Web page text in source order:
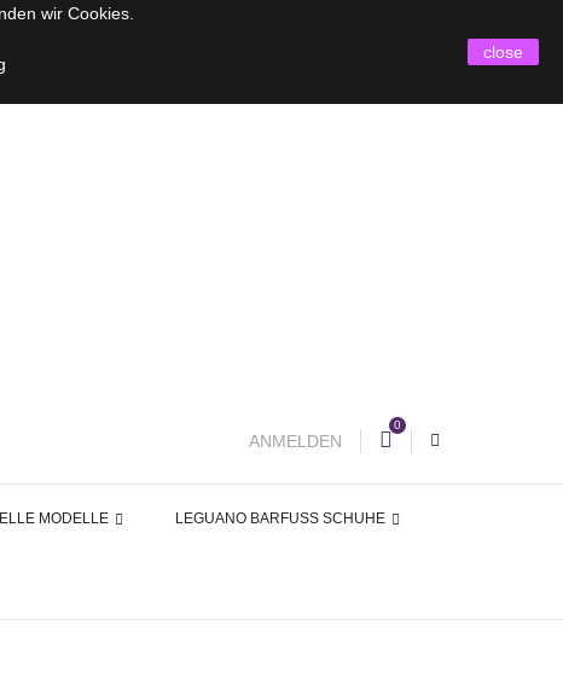
ANMELDEN
0
MODELLE LEGUANO BARFUSS SCHUHE
wir Cookies.
close